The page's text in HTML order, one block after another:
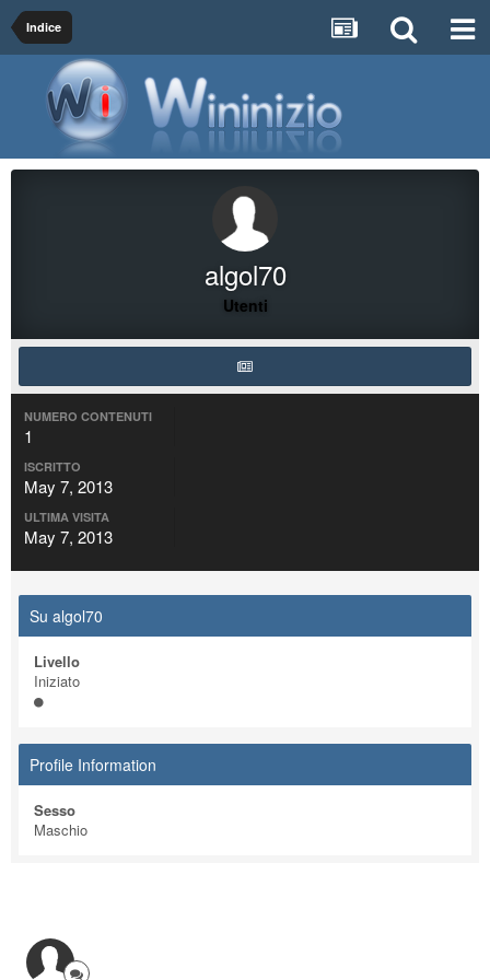
Indice
algol70
Utenti
NUMERO CONTENUTI
1
ISCRITTO
May 7, 2013
ULTIMA VISITA
May 7, 2013
Su algol70
Livello
Iniziato
Profile Information
Sesso
Maschio